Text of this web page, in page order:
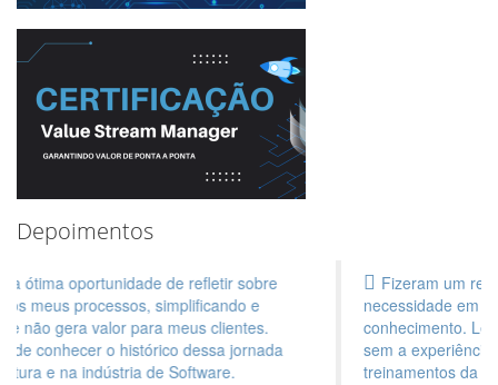
Depoimentos
Fizeram um reconhecimento detalhado de minha
necessidade em pontos cruciais e agregaram muito
conhecimento. Levaria muito mais tempo para chegar lá
sem a experiência e vivência proporcionados pelos
treinamentos da Lean IT. Recomendo fortemente.